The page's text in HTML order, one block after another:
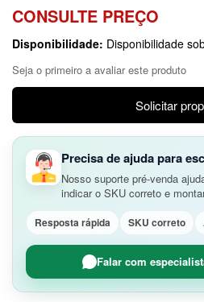
CONSULTE PREÇO
Disponibilidade: Disponibilidade
Seja o primeiro a avaliar este produto
Solicitar
Precisa de ajuda para
Nosso suporte pré-venda
indicar o SKU correto e
Resposta rápida SKU correto
Falar com